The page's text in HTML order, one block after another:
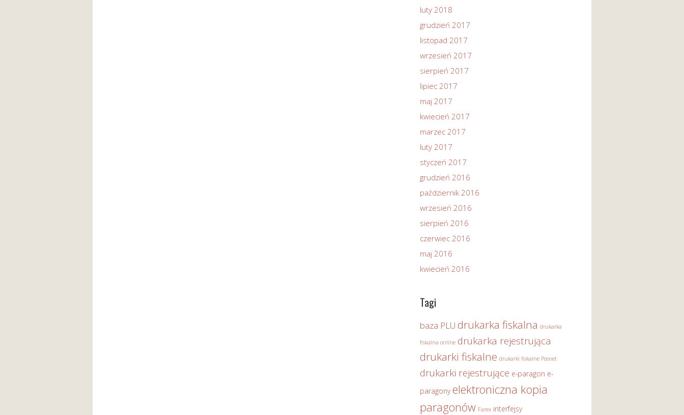
luty 2018
grudzień 2017
listopad 2017
wrzesień 2017
sierpień 2017
lipiec 2017
maj 2017
kwiecień 2017
marzec 2017
luty 2017
styczeń 2017
grudzień 2016
październik 2016
wrzesień 2016
sierpień 2016
czerwiec 2016
maj 2016
kwiecień 2016
Tagi
baza PLU drukarka fiskalna drukarka
fiskalna online drukarka rejestrująca
drukarki fiskalne drukarki fiskalne Posnet
drukarki rejestrujące e-paragon e-
paragony elektroniczna kopia
paragonów Farex interfejsy